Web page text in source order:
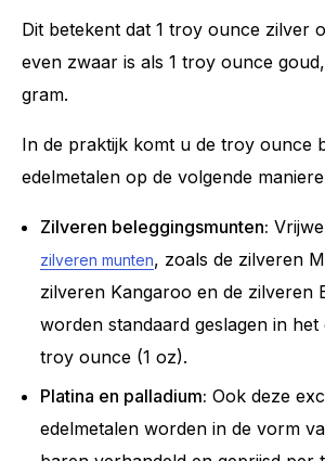
Dit betekent dat 1 troy ounce zilver
even zwaar is als 1 troy ounce goud,
gram.
In de praktijk komt u de troy ounce
edelmetalen op de volgende
Zilveren beleggingsmunten:
zilveren munten, zoals de zilveren
zilveren Kangaroo en de zilveren
worden standaard geslagen in het
troy ounce (1 oz).
Platina en palladium: Ook deze
edelmetalen worden in de vorm